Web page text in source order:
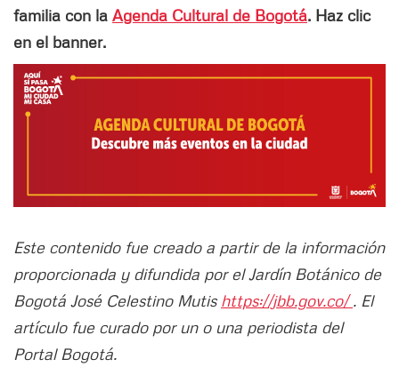
familia con la Agenda Cultural de Bogotá. Haz clic
en el banner.
Este contenido fue creado a partir de la información
proporcionada y difundida por el Jardín Botánico de
Bogotá José Celestino Mutis https://jbb.gov.co/. El
artículo fue curado por un o una periodista del
Portal Bogotá.